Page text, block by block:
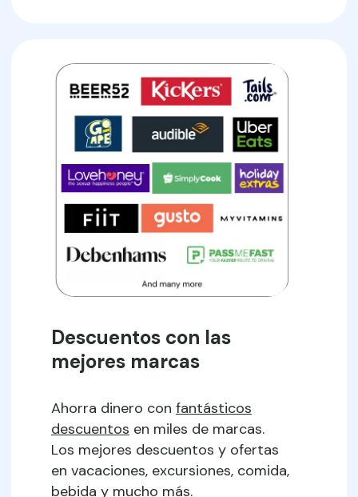
Descuentos con las
mejores marcas
Ahorra dinero con fantásticos
descuentos en miles de marcas.
Los mejores descuentos y ofertas
en vacaciones, excursiones, comida,
bebida y mucho más.